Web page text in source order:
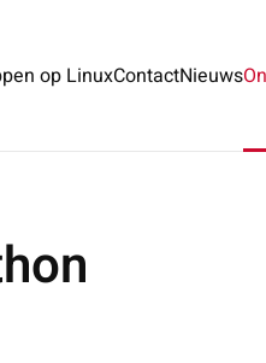
op LinuxContactNieuws